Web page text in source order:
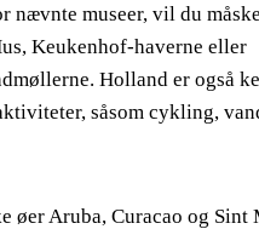
nævnte museer, vil du
Keukenhof-haverne eller
Holland er også
såsom cykling,
øer Aruba, Curacao og Sint